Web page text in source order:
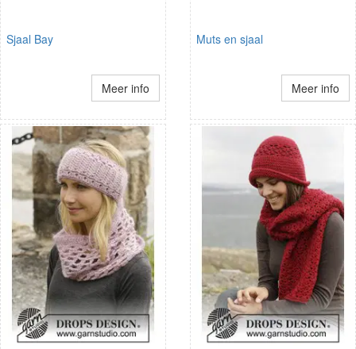
Sjaal Bay
Meer info
Muts en sjaal
Meer info